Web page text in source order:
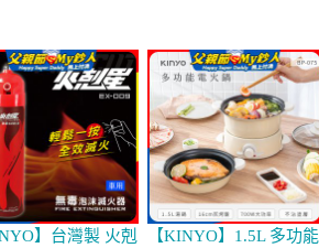
】台灣製 火剋
【KINYO】1.5L 多功能